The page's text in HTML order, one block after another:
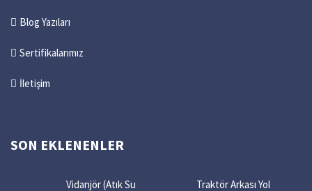
Blog Yazıları
Sertifikalarımız
İletişim
SON EKLENENLER
Vidanjör (Atık Su
Traktör Arkası Yol